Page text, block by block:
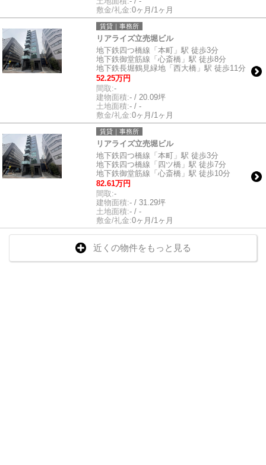
敷金/礼金:0ヶ月/1ヶ月
賃貸｜事務所
リアライズ立売堀ビル
地下鉄四つ橋線「本町」駅 徒歩3分
地下鉄御堂筋線「心斎橋」駅 徒歩8分
地下鉄長堀鶴見緑地「西大橋」駅 徒歩11分
52.25万円
間取:-
建物面積:- / 20.09坪
土地面積:- / -
敷金/礼金:0ヶ月/1ヶ月
賃貸｜事務所
リアライズ立売堀ビル
地下鉄四つ橋線「本町」駅 徒歩3分
地下鉄四つ橋線「四ツ橋」駅 徒歩7分
地下鉄御堂筋線「心斎橋」駅 徒歩10分
82.61万円
間取:-
建物面積:- / 31.29坪
土地面積:- / -
敷金/礼金:0ヶ月/1ヶ月
近くの物件をもっと見る